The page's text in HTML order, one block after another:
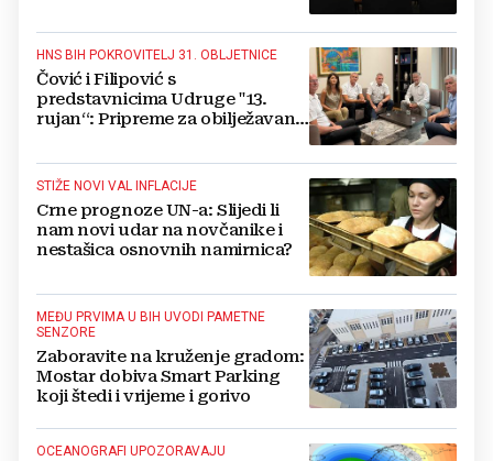
HNS BIH POKROVITELJ 31. OBLJETNICE
Čović i Filipović s
predstavnicima Udruge "13.
rujan“: Pripreme za obilježavanje
Jajca
STIŽE NOVI VAL INFLACIJE
Crne prognoze UN-a: Slijedi li
nam novi udar na novčanike i
nestašica osnovnih namirnica?
MEĐU PRVIMA U BIH UVODI PAMETNE
SENZORE
Zaboravite na kruženje gradom:
Mostar dobiva Smart Parking
koji štedi i vrijeme i gorivo
OCEANOGRAFI UPOZORAVAJU